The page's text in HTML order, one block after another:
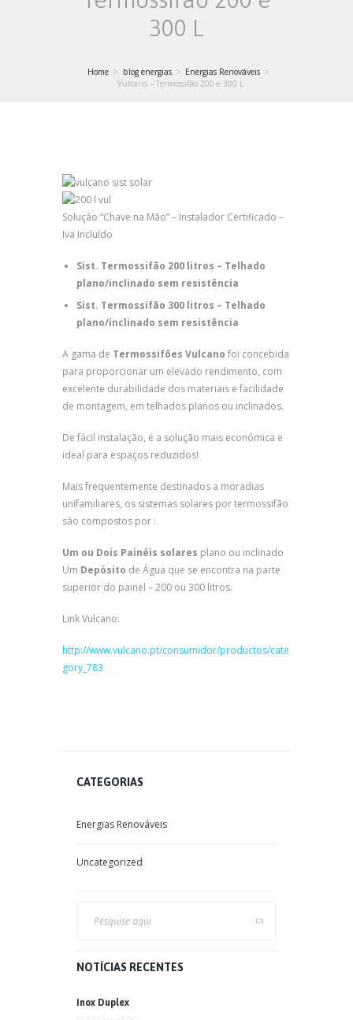
300 L
Home blog energias
Energias Renováveis
Vulcano – Termossifão 200 e 300 L
Solução “Chave na Mão” – Instalador Certificado –
Iva Incluído
Sist. Termossifão 200 litros – Telhado
plano/inclinado sem resistência
Sist. Termossifão 300 litros – Telhado
plano/inclinado sem resistência
A gama de Termossifões Vulcano foi concebida
para proporcionar um elevado rendimento, com
excelente durabilidade dos materiais e facilidade
de montagem, em telhados planos ou inclinados.
De fácil instalação, é a solução mais económica e
ideal para espaços reduzidos!
Mais frequentemente destinados a moradias
unifamiliares, os sistemas solares por termossifão
são compostos por :
Um ou Dois Painéis solares plano ou inclinado
Um Depósito de Água que se encontra na parte
superior do painel – 200 ou 300 litros.
Link Vulcano:
http://www.vulcano.pt/consumidor/productos/cate
gory_783
CATEGORIAS
Energias Renováveis
Uncategorized
NOTÍCIAS RECENTES
Inox Duplex